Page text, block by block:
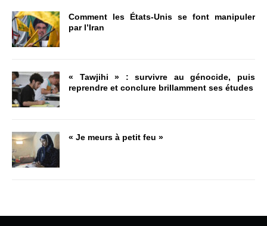
Comment les États-Unis se font manipuler
par l’Iran
« Tawjihi » : survivre au génocide, puis
reprendre et conclure brillamment ses études
« Je meurs à petit feu »